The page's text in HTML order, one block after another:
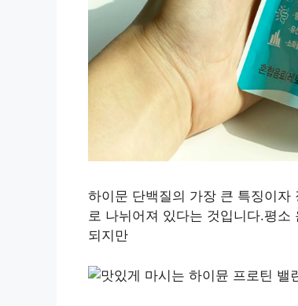
하이문 단백질의 가장 큰 특징이자
로 나뉘어져 있다는 것입니다.평
되지만